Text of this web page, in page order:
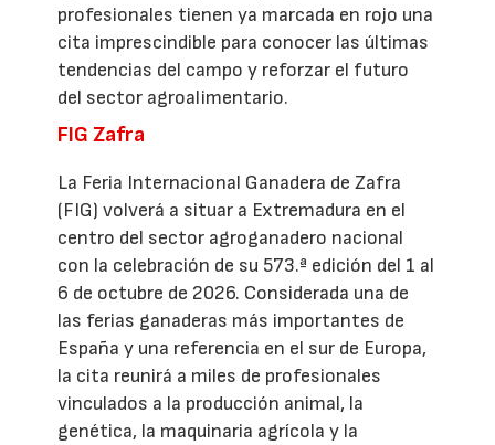
profesionales tienen ya marcada en rojo una
cita imprescindible para conocer las últimas
tendencias del campo y reforzar el futuro
del sector agroalimentario.
FIG Zafra
La Feria Internacional Ganadera de Zafra
(FIG) volverá a situar a Extremadura en el
centro del sector agroganadero nacional
con la celebración de su 573.ª edición del 1 al
6 de octubre de 2026. Considerada una de
las ferias ganaderas más importantes de
España y una referencia en el sur de Europa,
la cita reunirá a miles de profesionales
vinculados a la producción animal, la
genética, la maquinaria agrícola y la